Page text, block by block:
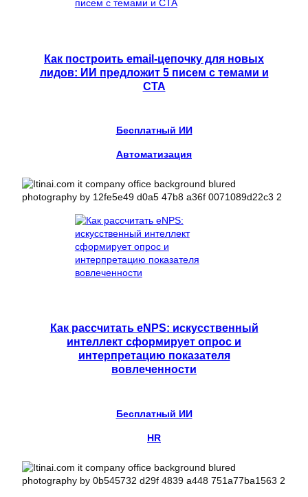
Как построить email-цепочку для новых
лидов: ИИ предложит 5 писем с темами и
CTA
Бесплатный ИИ
Автоматизация
Как рассчитать eNPS: искусственный
интеллект сформирует опрос и
интерпретацию показателя
вовлеченности
Бесплатный ИИ
HR